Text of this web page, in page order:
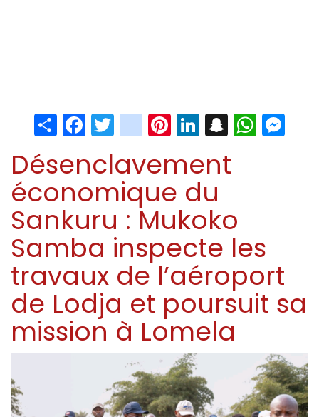
ShareFacebook
Twitter
instagram
Pinterest
LinkedIn
Snapchat
Désenclavement
économique du
Sankuru : Mukoko
Samba inspecte les
travaux de l’aéroport
de Lodja et poursuit sa
mission à Lomela